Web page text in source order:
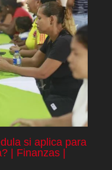
si aplica para
| Finanzas |